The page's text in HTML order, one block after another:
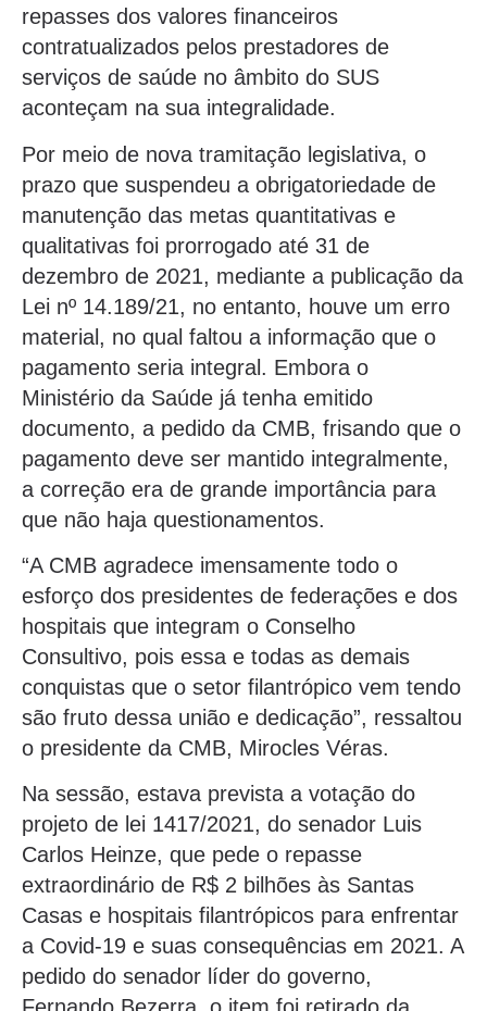
repasses dos valores financeiros
contratualizados pelos prestadores de
serviços de saúde no âmbito do SUS
aconteçam na sua integralidade.
Por meio de nova tramitação legislativa, o
prazo que suspendeu a obrigatoriedade de
manutenção das metas quantitativas e
qualitativas foi prorrogado até 31 de
dezembro de 2021, mediante a publicação da
Lei nº 14.189/21, no entanto, houve um erro
material, no qual faltou a informação que o
pagamento seria integral. Embora o
Ministério da Saúde já tenha emitido
documento, a pedido da CMB, frisando que o
pagamento deve ser mantido integralmente,
a correção era de grande importância para
que não haja questionamentos.
“A CMB agradece imensamente todo o
esforço dos presidentes de federações e dos
hospitais que integram o Conselho
Consultivo, pois essa e todas as demais
conquistas que o setor filantrópico vem tendo
são fruto dessa união e dedicação”, ressaltou
o presidente da CMB, Mirocles Véras.
Na sessão, estava prevista a votação do
projeto de lei 1417/2021, do senador Luis
Carlos Heinze, que pede o repasse
extraordinário de R$ 2 bilhões às Santas
Casas e hospitais filantrópicos para enfrentar
a Covid-19 e suas consequências em 2021. A
pedido do senador líder do governo,